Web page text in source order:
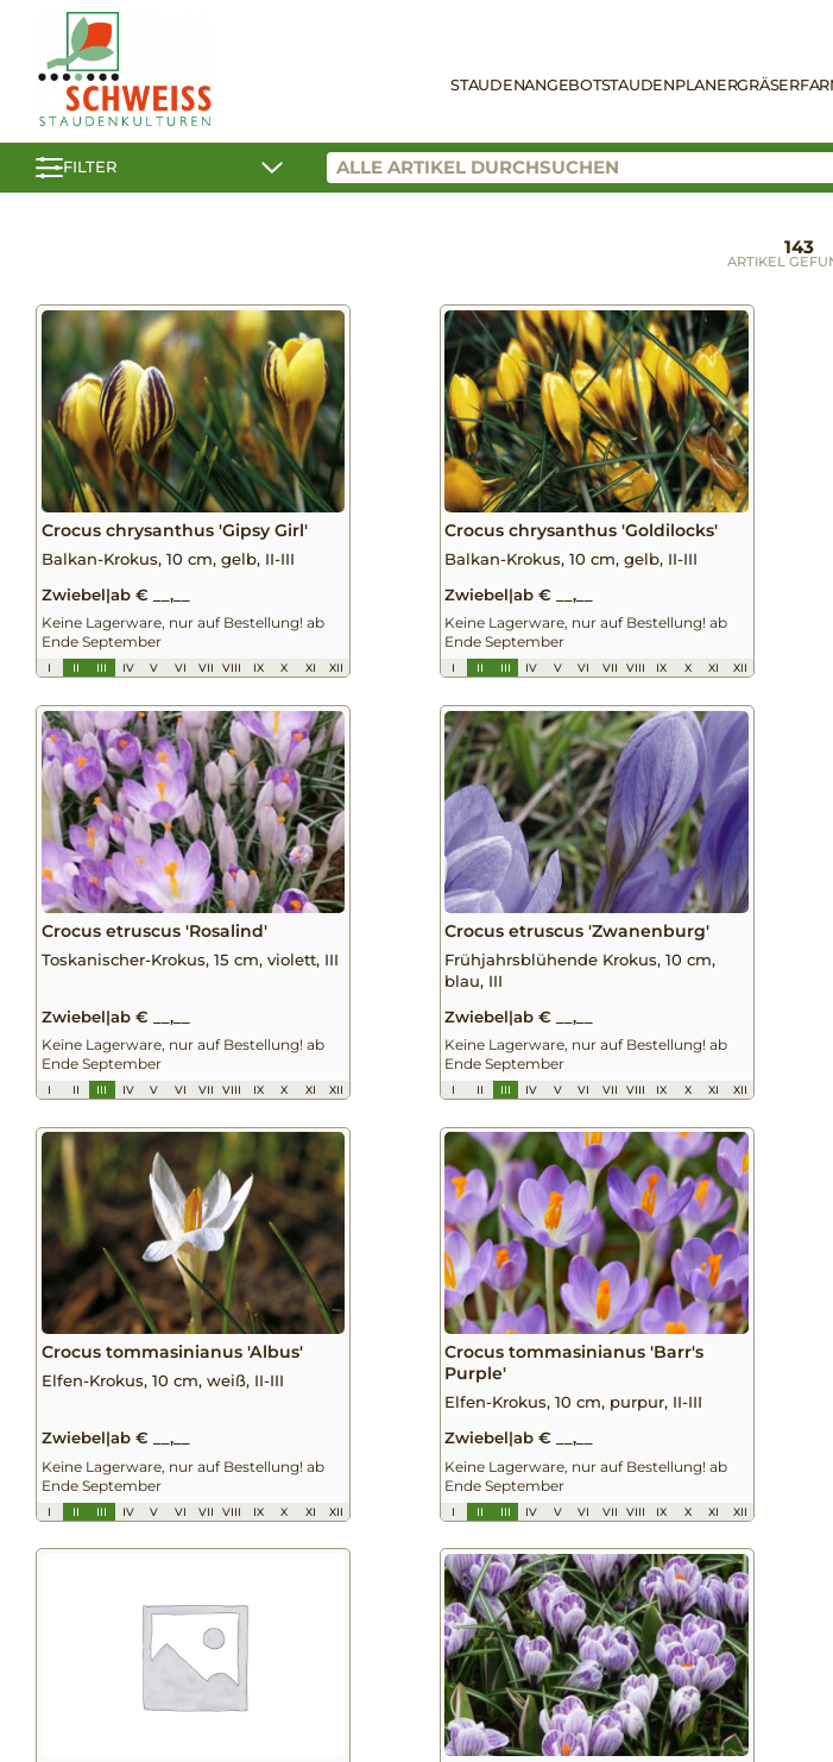
STAUDENANGEBOTSTAUDENPLANERGRÄSER
FILTER
143
ARTIKEL
Crocus chrysanthus 'Gipsy Girl'
Balkan-Krokus, 10 cm, gelb, II-III
Zwiebel|ab € __,__
Keine Lagerware, nur auf Bestellung! ab
Ende September
I II III IV V VI VII VIII IX X XI XII
Crocus chrysanthus 'Goldilocks'
Balkan-Krokus, 10 cm, gelb, II-III
Zwiebel|ab € __,__
Keine Lagerware, nur auf Bestellung! ab
Ende September
I II III IV V VI VII VIII IX X XI XII
Crocus etruscus 'Rosalind'
Toskanischer-Krokus, 15 cm, violett, III
Zwiebel|ab € __,__
Keine Lagerware, nur auf Bestellung! ab
Ende September
I II III IV V VI VII VIII IX X XI XII
Crocus etruscus 'Zwanenburg'
Frühjahrsblühende Krokus, 10 cm,
blau, III
Zwiebel|ab € __,__
Keine Lagerware, nur auf Bestellung! ab
Ende September
I II III IV V VI VII VIII IX X XI XII
Crocus tommasinianus 'Albus'
Elfen-Krokus, 10 cm, weiß, II-III
Zwiebel|ab € __,__
Keine Lagerware, nur auf Bestellung! ab
Ende September
I II III IV V VI VII VIII IX X XI XII
Crocus tommasinianus 'Barr's
Purple'
Elfen-Krokus, 10 cm, purpur, II-III
Zwiebel|ab € __,__
Keine Lagerware, nur auf Bestellung! ab
Ende September
I II III IV V VI VII VIII IX X XI XII